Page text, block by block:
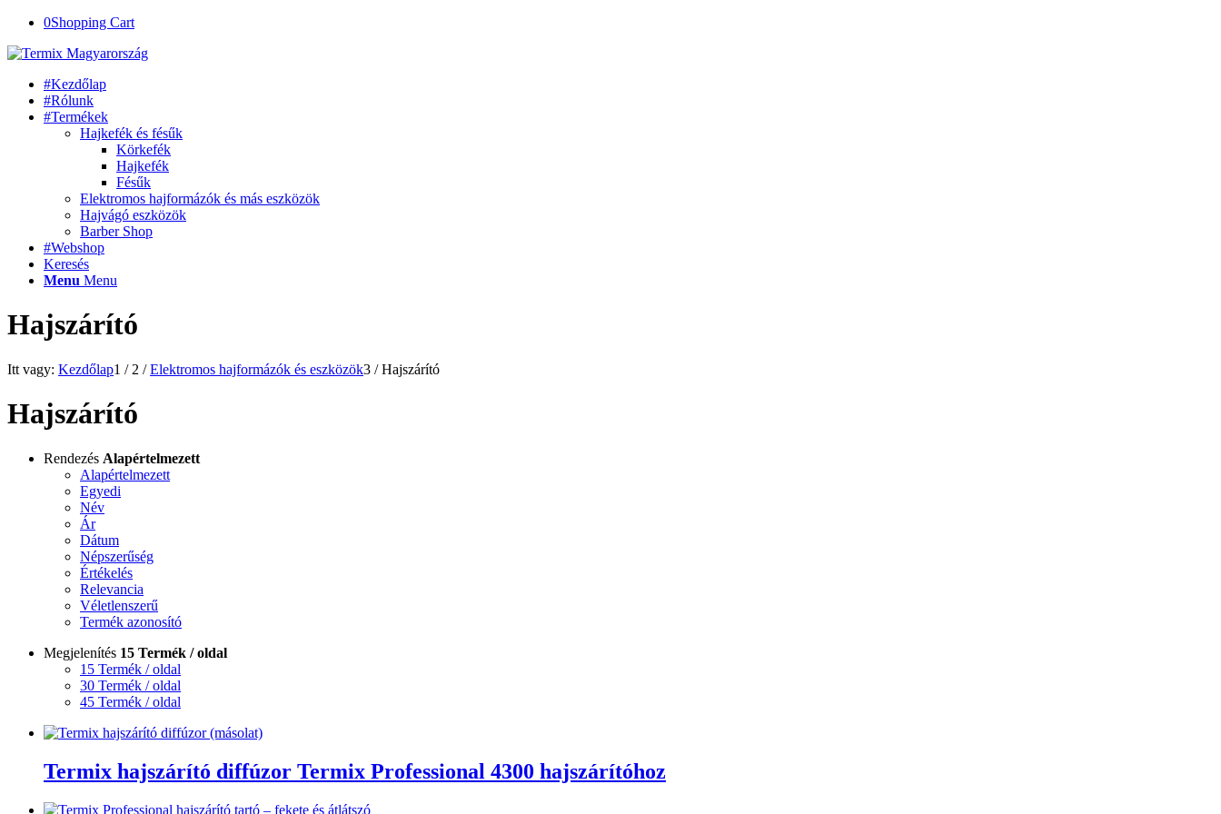
0Shopping Cart
#Kezdőlap
#Rólunk
#Termékek
Hajkefék és fésűk
Körkefék
Hajkefék
Fésűk
Elektromos hajformázók és más eszközök
Hajvágó eszközök
Barber Shop
#Webshop
Keresés
Menu Menu
Hajszárító
Itt vagy: Kezdőlap1 / 2 / Elektromos hajformázók és eszközök3 / Hajszárító
Hajszárító
Rendezés Alapértelmezett
Alapértelmezett
Egyedi
Név
Ár
Dátum
Népszerűség
Értékelés
Relevancia
Véletlenszerű
Termék azonosító
Megjelenítés 15 Termék / oldal
15 Termék / oldal
30 Termék / oldal
45 Termék / oldal
Termix hajszárító diffúzor Termix Professional 4300 hajszárítóhoz